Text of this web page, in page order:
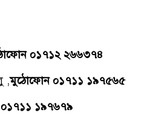
০১৭১২ ২৬৬৩৭৪
,মুঠোফোন ০১৭১১ ১৯৭৫৬৫
১৯৭৬৭৯